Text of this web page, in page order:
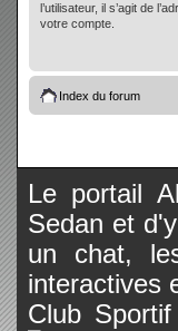
l’utilisateur, il s’agit de
votre compte.
Index du forum
Le portail
Sedan et
un chat,
interactives
Club